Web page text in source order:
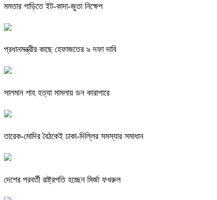
মমতার গাড়িতে ইট-কাদা-জুতা নিক্ষেপ
প্রধানমন্ত্রীর কাছে হেফাজতের ৯ দফা দাবি
সালমান শাহ হত্যা মামলায় ডন কারাগারে
তারেক-মোদির বৈঠকেই ঢাকা-দিল্লির সমস্যার সমাধান
দেশের পরবর্তী রাষ্ট্রপতি হচ্ছেন মির্জা ফখরুল